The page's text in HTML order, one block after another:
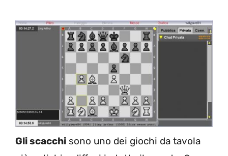
Gli scacchi sono uno dei giochi da tavola